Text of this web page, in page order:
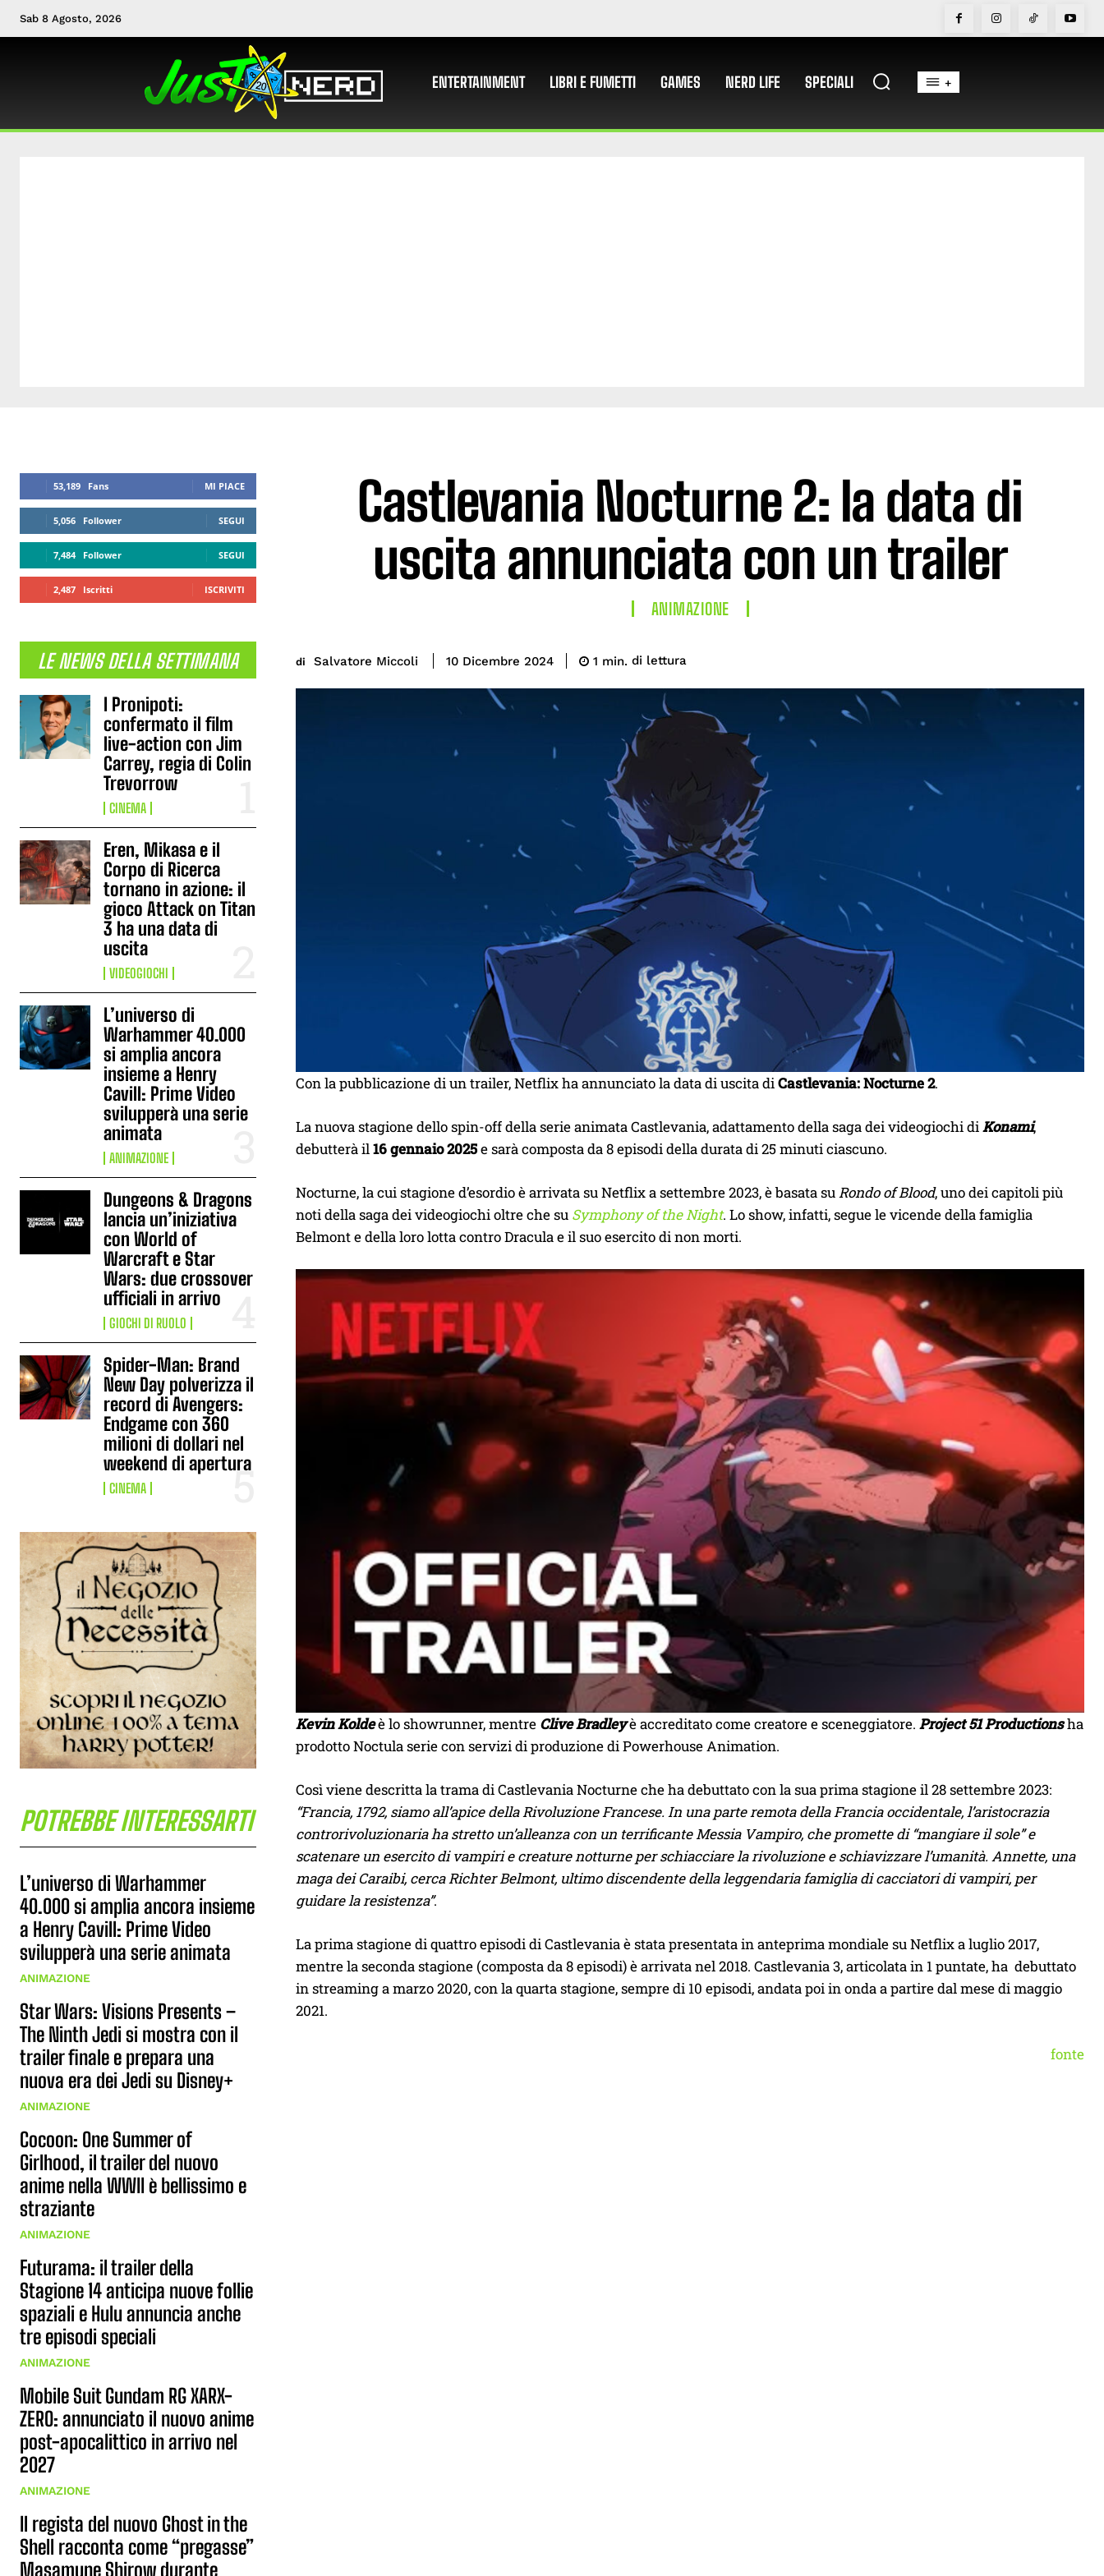
Sab 8 Agosto, 2026
ENTERTAINMENT LIBRI E FUMETTI GAMES NERD LIFE SPECIALI +
53,189 Fans MI PIACE
5,056 Follower SEGUI
7,484 Follower SEGUI
2,487 Iscritti ISCRIVITI
LE NEWS DELLA SETTIMANA
I Pronipoti:
confermato il film
live-action con Jim
Carrey, regia di Colin
Trevorrow
CINEMA
Eren, Mikasa e il
Corpo di Ricerca
tornano in azione: il
gioco Attack on Titan
3 ha una data di
uscita
VIDEOGIOCHI
L’universo di
Warhammer 40.000
si amplia ancora
insieme a Henry
Cavill: Prime Video
svilupperà una serie
animata
ANIMAZIONE
Dungeons & Dragons
lancia un’iniziativa
con World of
Warcraft e Star
Wars: due crossover
ufficiali in arrivo
GIOCHI DI RUOLO
Spider-Man: Brand
New Day polverizza il
record di Avengers:
Endgame con 360
milioni di dollari nel
weekend di apertura
CINEMA
POTREBBE INTERESSARTI
L’universo di Warhammer
40.000 si amplia ancora insieme
a Henry Cavill: Prime Video
svilupperà una serie animata
ANIMAZIONE
Star Wars: Visions Presents –
The Ninth Jedi si mostra con il
trailer finale e prepara una
nuova era dei Jedi su Disney+
ANIMAZIONE
Cocoon: One Summer of
Girlhood, il trailer del nuovo
anime nella WWII è bellissimo e
straziante
ANIMAZIONE
Futurama: il trailer della
Stagione 14 anticipa nuove follie
spaziali e Hulu annuncia anche
tre episodi speciali
ANIMAZIONE
Mobile Suit Gundam RG XARX-
ZERO: annunciato il nuovo anime
post-apocalittico in arrivo nel
2027
ANIMAZIONE
Il regista del nuovo Ghost in the
Shell racconta come “pregasse”
Masamune Shirow durante
Castlevania Nocturne 2: la data di
uscita annunciata con un trailer
ANIMAZIONE
di Salvatore Miccoli 10 Dicembre 2024 1 min. di lettura
Con la pubblicazione di un trailer, Netflix ha annunciato la data di uscita diCastlevania: Nocturne 2.
La nuova stagione dello spin-off della serie animata Castlevania, adattamento della saga dei videogiochi diKonami,
debutterà il16 gennaio 2025e sarà composta da 8 episodi della durata di 25 minuti ciascuno.
Nocturne, la cui stagione d’esordio è arrivata su Netflix a settembre 2023, è basata suRondo of Blood, uno dei capitoli più
noti della saga dei videogiochi oltre che su Symphony of the Night. Lo show, infatti, segue le vicende della famiglia
Belmont e della loro lotta contro Dracula e il suo esercito di non morti.
Kevin Koldeè lo showrunner, mentre Clive Bradleyè accreditato come creatore e sceneggiatore. Project 51 Productionsha
prodotto Noctula serie con servizi di produzione di Powerhouse Animation.
Così viene descritta la trama di Castlevania Nocturne che ha debuttato con la sua prima stagione il 28 settembre 2023:
“Francia, 1792, siamo all’apice della Rivoluzione Francese. In una parte remota della Francia occidentale, l’aristocrazia
controrivoluzionaria ha stretto un’alleanza con un terrificante Messia Vampiro, che promette di “mangiare il sole” e
scatenare un esercito di vampiri e creature notturne per schiacciare la rivoluzione e schiavizzare l’umanità. Annette, una
maga dei Caraibi, cerca Richter Belmont, ultimo discendente della leggendaria famiglia di cacciatori di vampiri, per
guidare la resistenza”.
La prima stagione di quattro episodi di Castlevania è stata presentata in anteprima mondiale su Netflix a luglio 2017,
mentre la seconda stagione (composta da 8 episodi) è arrivata nel 2018. Castlevania 3, articolata in 1 puntate, ha debuttato
in streaming a marzo 2020, con la quarta stagione, sempre di 10 episodi, andata poi in onda a partire dal mese di maggio
2021.
fonte